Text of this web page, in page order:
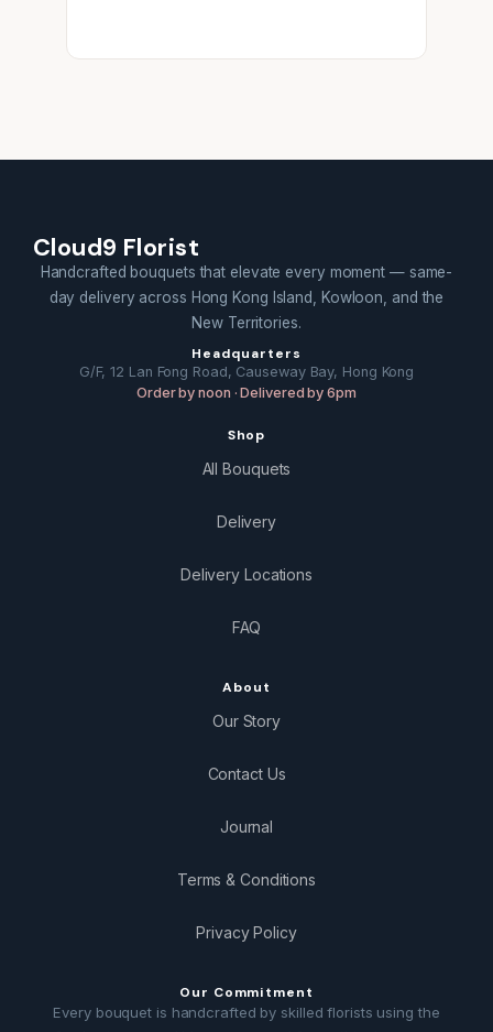
Cloud9 Florist
Handcrafted bouquets that elevate every moment — same-
day delivery across Hong Kong Island, Kowloon, and the
New Territories.
Headquarters
G/F, 12 Lan Fong Road, Causeway Bay, Hong Kong
Order by noon · Delivered by 6pm
Shop
All Bouquets
Delivery
Delivery Locations
FAQ
About
Our Story
Contact Us
Journal
Terms & Conditions
Privacy Policy
Our Commitment
Every bouquet is handcrafted by skilled florists using the